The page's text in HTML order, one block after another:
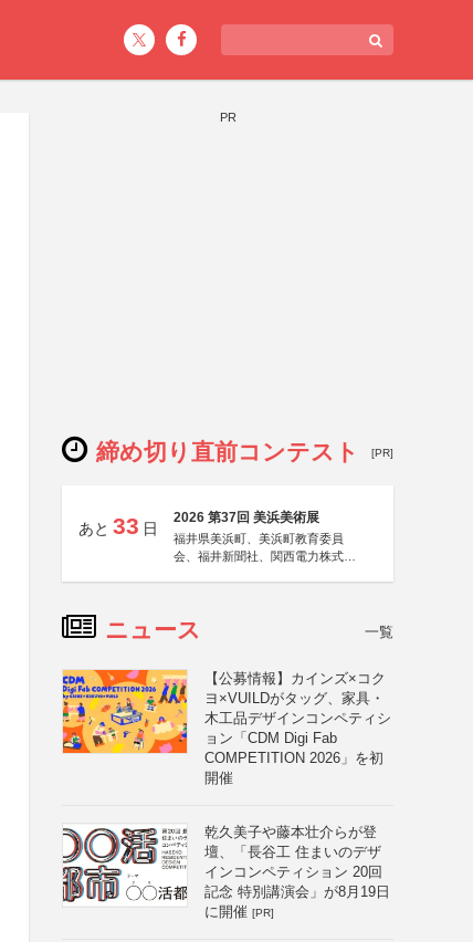
PR
締め切り直前コンテスト [PR]
あと 33 日
2026 第37回 美浜美術展
福井県美浜町、美浜町教育委員
会、福井新聞社、関西電力株式会
ニュース 一覧
【公募情報】カインズ×コク
ヨ×VUILDがタッグ、家具・
木工品デザインコンペティシ
ョン「CDM Digi Fab
COMPETITION 2026」を初
開催
乾久美子や藤本壮介らが登
壇、「長谷工 住まいのデザ
インコンペティション 20回
記念 特別講演会」が8月19日
に開催 [PR]